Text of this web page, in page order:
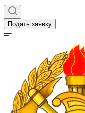
Подать заявку